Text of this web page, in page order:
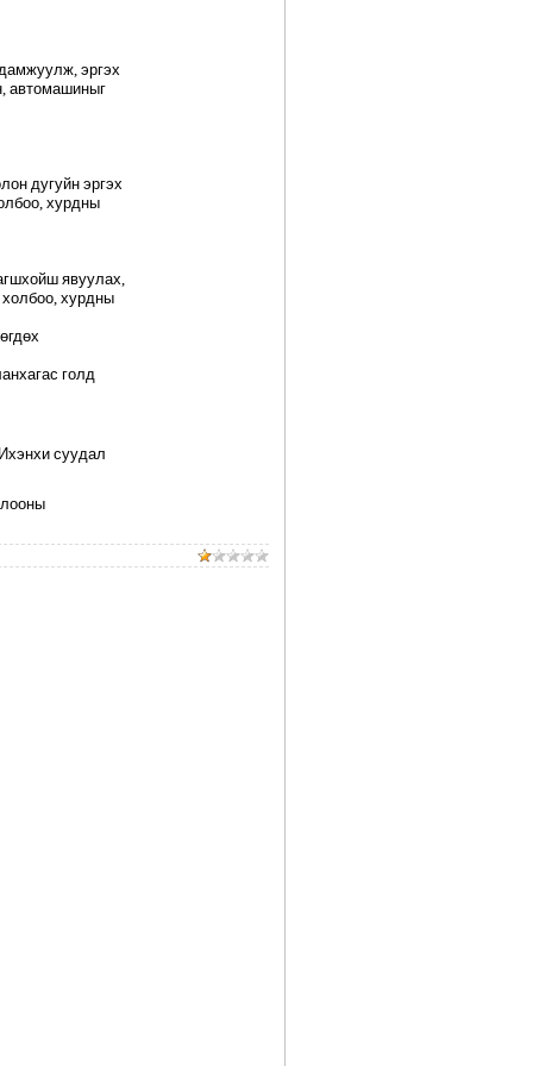
дамжуулж эргэх
автомашиныг
дугуйн эргэх
хурдны
хойш явуулах
холбоо хурдны
хагас голд
Ихэнхи суудал